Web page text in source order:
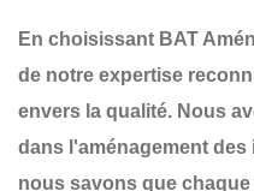
En choisissant BAT
de notre expertise
envers la qualité. Nous
dans l'aménagement
nous savons que